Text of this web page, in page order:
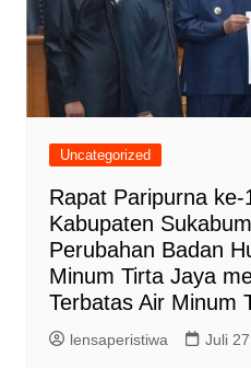
Uncategorized
Rapat Paripurna ke-
Kabupaten
Perubahan Badan
Minum Tirta Jaya
Terbatas Air Minum
lensaperistiwa Juli